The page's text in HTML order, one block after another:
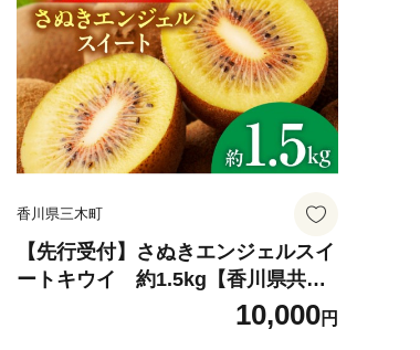
ント 特産品 特産 取り寄せ ふるさと
果汁 人気 香川県 三木町 |_mk006-1
38
香川県三木町
【先行受付】さぬきエンジェルスイ
ートキウイ 約1.5kg【香川県共通
返礼品】|さぬき エンジェルスイー
ト 果物 フルーツ 人気 香川 香川県
10,000円